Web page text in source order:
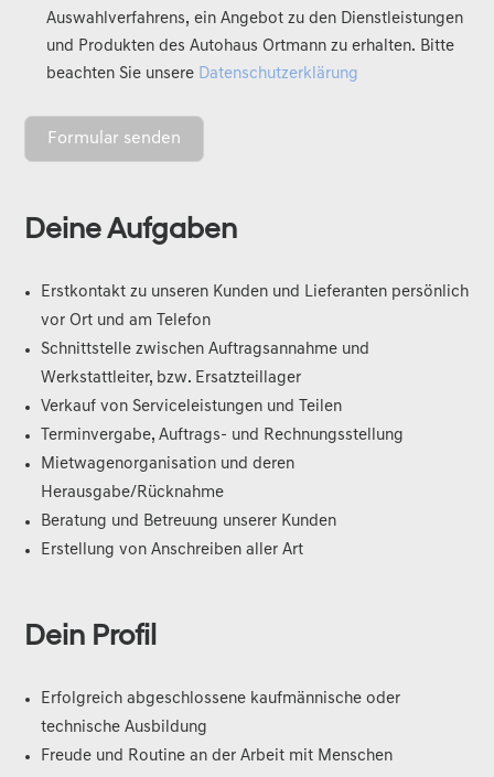
Auswahlverfahrens, ein Angebot zu den Dienstleistungen
und Produkten des Autohaus Ortmann zu erhalten. Bitte
beachten Sie unsere Datenschutzerklärung
Formular senden
Deine Aufgaben
Erstkontakt zu unseren Kunden und Lieferanten persönlich
vor Ort und am Telefon
Schnittstelle zwischen Auftragsannahme und
Werkstattleiter, bzw. Ersatzteillager
Verkauf von Serviceleistungen und Teilen
Terminvergabe, Auftrags- und Rechnungsstellung
Mietwagenorganisation und deren
Herausgabe/Rücknahme
Beratung und Betreuung unserer Kunden
Erstellung von Anschreiben aller Art
Dein Profil
Erfolgreich abgeschlossene kaufmännische oder
technische Ausbildung
Freude und Routine an der Arbeit mit Menschen